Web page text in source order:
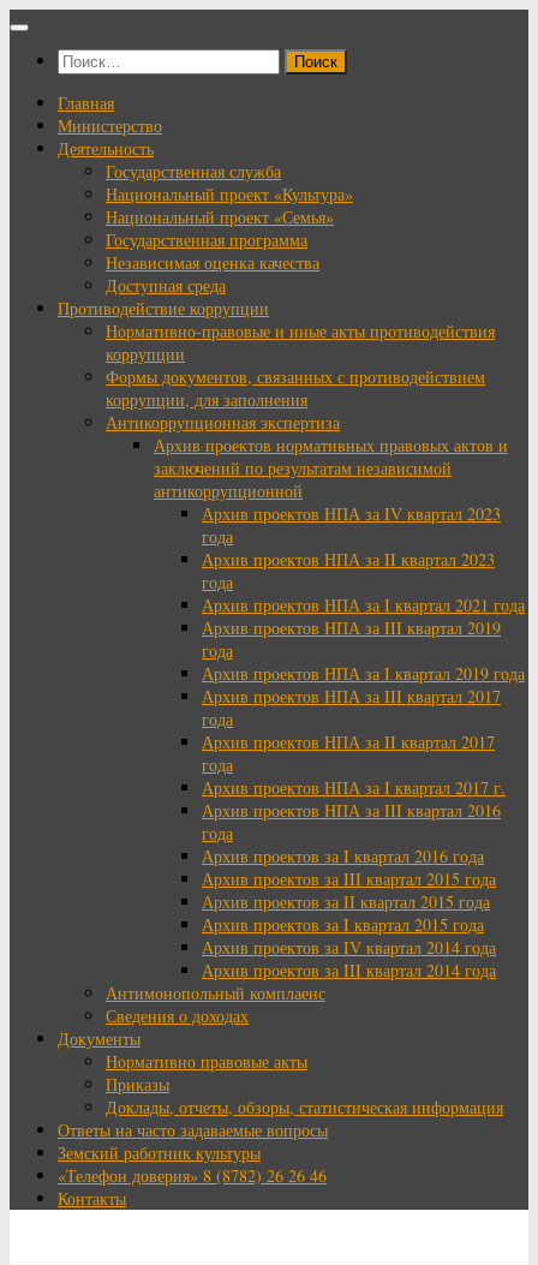
Перейти
содержимому
Найти:
Главная
Министерство
Деятельность
Государственная служба
Национальный проект «Культура»
Национальный проект «Семья»
Государственная программа
Независимая оценка качества
Доступная среда
Противодействие коррупции
Нормативно-правовые и иные акты противодействия
коррупции
Формы документов, связанных с противодействием
коррупции, для заполнения
Антикоррупционная экспертиза
Архив проектов нормативных правовых актов и
заключений по результатам независимой
антикоррупционной
Архив проектов НПА за IV квартал 2023
года
Архив проектов НПА за II квартал 2023
года
Архив проектов НПА за I квартал 2021 года
Архив проектов НПА за III квартал 2019
года
Архив проектов НПА за I квартал 2019 года
Архив проектов НПА за III квартал 2017
года
Архив проектов НПА за II квартал 2017
года
Архив проектов НПА за I квартал 2017 г.
Архив проектов НПА за III квартал 2016
года
Архив проектов за I квартал 2016 года
Архив проектов за III квартал 2015 года
Архив проектов за II квартал 2015 года
Архив проектов за I квартал 2015 года
Архив проектов за IV квартал 2014 года
Архив проектов за III квартал 2014 года
Антимонопольный комплаенс
Сведения о доходах
Документы
Нормативно правовые акты
Приказы
Доклады, отчеты, обзоры, статистическая информация
Ответы на часто задаваемые вопросы
Земский работник культуры
«Телефон доверия» 8 (8782) 26 26 46
Контакты